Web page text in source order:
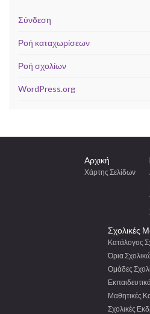
Σύνδεση
Ροή καταχωρίσεων
Ροή σχολίων
WordPress.org
Αρχική
Χάρτης Σελίδων
Σχολικές
Κατάλογος
Όρια
Ομάδες
Μαθητικές
Σχολικές